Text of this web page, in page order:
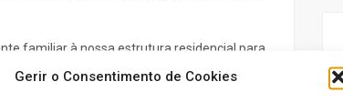
Gerir o Consentimento de Cookies
familiar à nossa estrutura residencial para
os cuidados e conhecer melhor